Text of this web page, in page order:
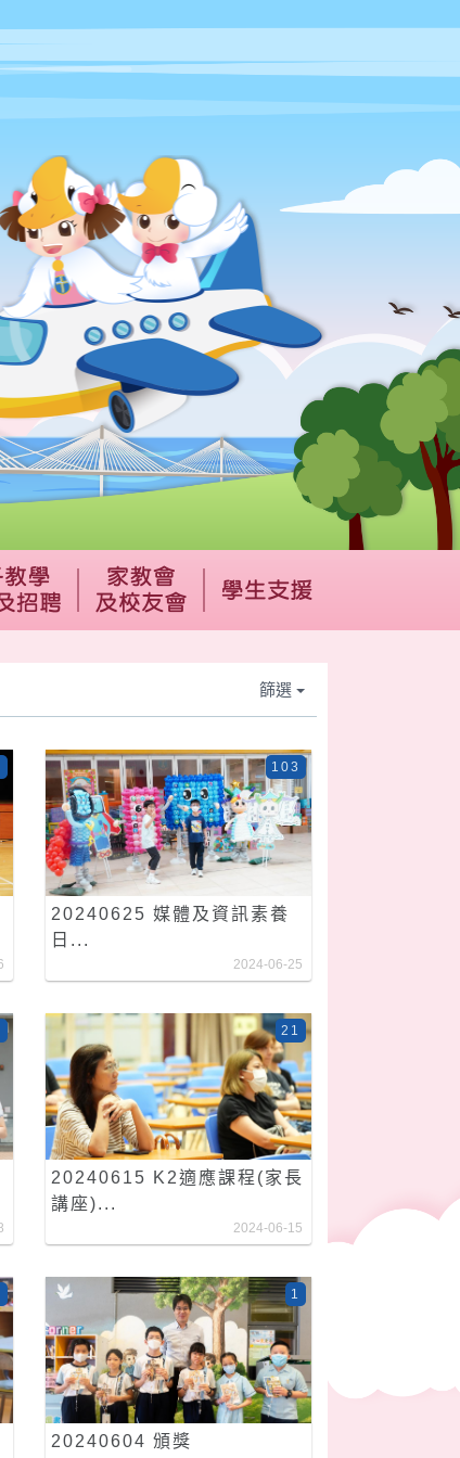
篩選
20240625 媒體及資訊素養
日...
103
2024-06-25
20240615 K2適應課程(家長
講座)...
21
2024-06-15
20240604 頒獎
1